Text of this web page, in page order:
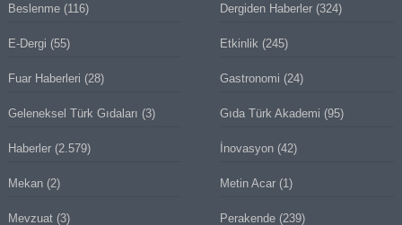
Beslenme(116) Dergiden Haberler (324)
E-Dergi (55) Etkinlik (245)
Fuar Haberleri (28) Gastronomi (24)
Geleneksel Türk Gıdaları (3) Gıda Türk Akademi (95)
Haberler(2.579) İnovasyon (42)
Mekan(2) Metin Acar (1)
Mevzuat(3) Perakende (239)